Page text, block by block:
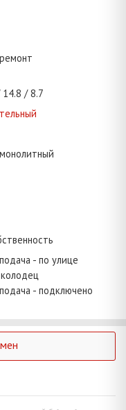
14.8
8.7
- по улице
- подключено